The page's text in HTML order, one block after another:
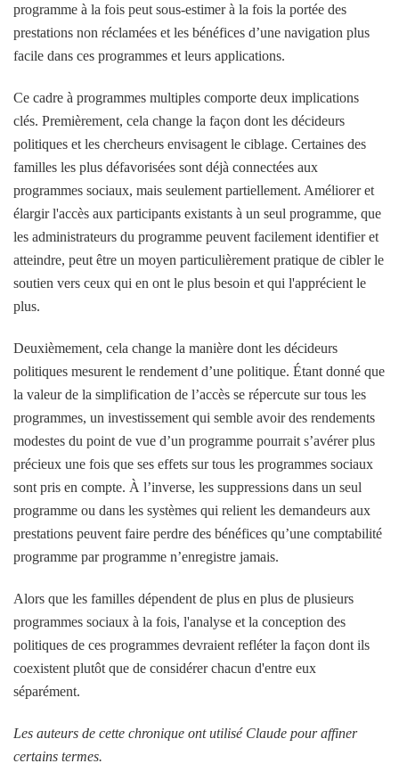
programme à la fois peut sous-estimer à la fois la portée des
prestations non réclamées et les bénéfices d’une navigation plus
facile dans ces programmes et leurs applications.
Ce cadre à programmes multiples comporte deux implications
clés. Premièrement, cela change la façon dont les décideurs
politiques et les chercheurs envisagent le ciblage. Certaines des
familles les plus défavorisées sont déjà connectées aux
programmes sociaux, mais seulement partiellement. Améliorer et
élargir l'accès aux participants existants à un seul programme, que
les administrateurs du programme peuvent facilement identifier et
atteindre, peut être un moyen particulièrement pratique de cibler le
soutien vers ceux qui en ont le plus besoin et qui l'apprécient le
plus.
Deuxièmement, cela change la manière dont les décideurs
politiques mesurent le rendement d’une politique. Étant donné que
la valeur de la simplification de l’accès se répercute sur tous les
programmes, un investissement qui semble avoir des rendements
modestes du point de vue d’un programme pourrait s’avérer plus
précieux une fois que ses effets sur tous les programmes sociaux
sont pris en compte. À l’inverse, les suppressions dans un seul
programme ou dans les systèmes qui relient les demandeurs aux
prestations peuvent faire perdre des bénéfices qu’une comptabilité
programme par programme n’enregistre jamais.
Alors que les familles dépendent de plus en plus de plusieurs
programmes sociaux à la fois, l'analyse et la conception des
politiques de ces programmes devraient refléter la façon dont ils
coexistent plutôt que de considérer chacun d'entre eux
séparément.
Les auteurs de cette chronique ont utilisé Claude pour affiner
certains termes.